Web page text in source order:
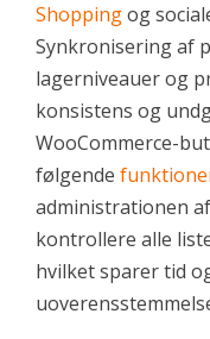
Shoppingog
Synkronisering af
lagerniveauer og
konsistens og
WooCommerce-
følgende
administrationen
kontrollere alle
hvilket sparer tid